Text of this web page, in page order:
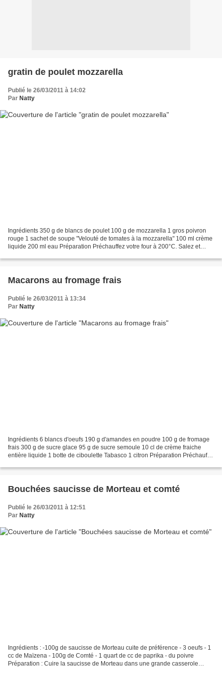
gratin de poulet mozzarella
Publié le 26/03/2011 à 14:02
Par Natty
Ingrédients 350 g de blancs de poulet 100 g de mozzarella 1 gros poivron
rouge 1 sachet de soupe "Velouté de tomates à la mozzarella" 100 ml crème
liquide 200 ml eau Préparation Préchauffez votre four à 200°C. Salez et
Macarons au fromage frais
Publié le 26/03/2011 à 13:34
Par Natty
Ingrédients 6 blancs d'oeufs 190 g d'amandes en poudre 100 g de fromage
frais 300 g de sucre glace 95 g de sucre semoule 10 cl de crème fraiche
entière liquide 1 botte de ciboulette Tabasco 1 citron Préparation Préchauffer
Bouchées saucisse de Morteau et comté
Publié le 26/03/2011 à 12:51
Par Natty
Ingrédients : -100g de saucisse de Morteau cuite de préférence - 3 oeufs - 1
cc de Maïzena - 100g de Comté - 1 quart de cc de paprika - du poivre
Préparation : Cuire la saucisse de Morteau dans une grande casserole